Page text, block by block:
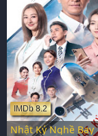
IMDb 8.2
Nhật Ký Nghề Bay